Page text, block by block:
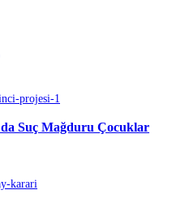
Suç Mağduru Çocuklar